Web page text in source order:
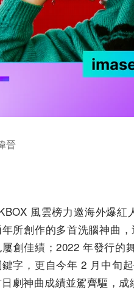
晉
風雲榜力邀海外爆
年所創作的多首洗腦神曲
創佳績；2022 年發行的
字，更自今年 2 月中旬
劇神曲成績並駕齊驅，成